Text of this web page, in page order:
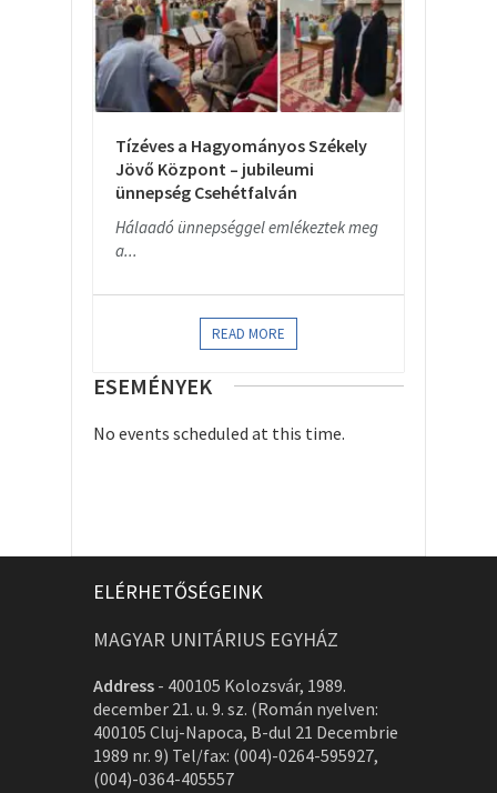
Tízéves a Hagyományos Székely
Jövő Központ – jubileumi
ünnepség Csehétfalván
Hálaadó ünnepséggel emlékeztek meg
a...
READ MORE
ESEMÉNYEK
No events scheduled at this time.
ELÉRHETŐSÉGEINK
MAGYAR UNITÁRIUS EGYHÁZ
Address - 400105 Kolozsvár, 1989.
december 21. u. 9. sz. (Román nyelven:
400105 Cluj-Napoca, B-dul 21 Decembrie
1989 nr. 9) Tel/fax: (004)-0264-595927,
(004)-0364-405557